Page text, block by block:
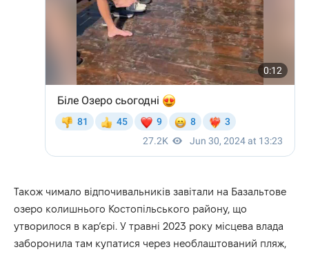
Також чимало відпочивальників завітали на Базальтове
озеро колишнього Костопільського району, що
утворилося в кар’єрі. У травні 2023 року місцева влада
заборонила там купатися через необлаштований пляж,